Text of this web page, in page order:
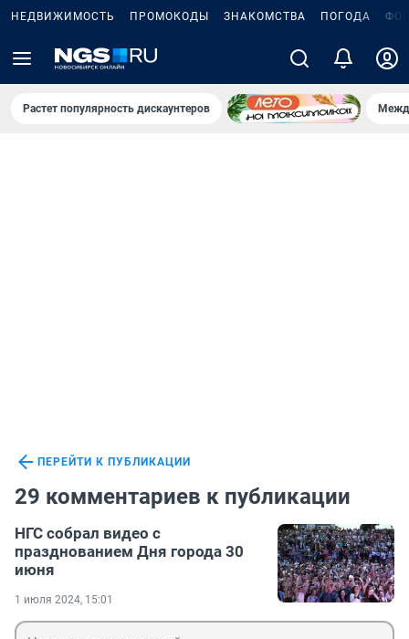
НЕДВИЖИМОСТЬ ПРОМОКОДЫ ЗНАКОМСТВА ПОГОДА
Растет популярность дискаунтеров
ПЕРЕЙТИ К ПУБЛИКАЦИИ
29 комментариев к публикации
НГС собрал видео с
празднованием Дня города 30
июня
1 июля 2024, 15:01